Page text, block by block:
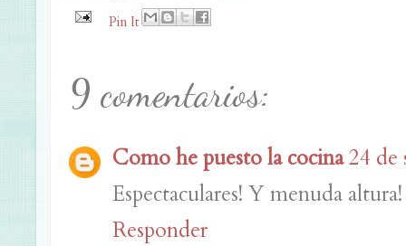
Pin It
9 comentarios:
Como he puesto la cocina24 de
Espectaculares! Y menuda
Responder